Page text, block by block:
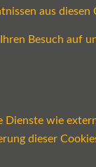
aus
Besuch auf
wie
dieser